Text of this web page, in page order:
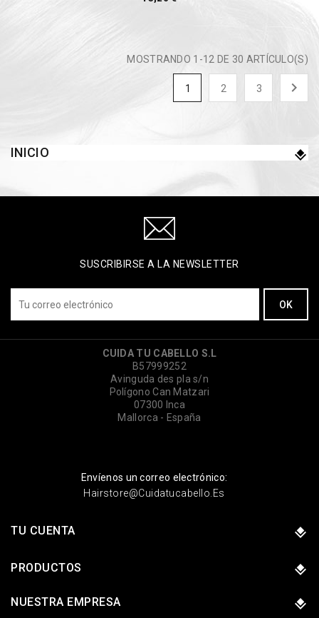
MOSTRANDO 1-12 DE 30 ARTÍCULO(S)
1 2 3 
INICIO
SUSCRIBIRSE A LA NEWSLETTER
CUIDA TU CABELLO S.L
B57999252
Avinguda des pla s/n
Polígono Can Matzari
07300 Inca
Mallorca - España
Envíenos un correo electrónico:
Hairstore@cuidatucabello.es
TU CUENTA
PRODUCTOS
NUESTRA EMPRESA